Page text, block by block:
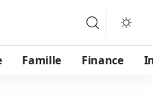
Famille Finance